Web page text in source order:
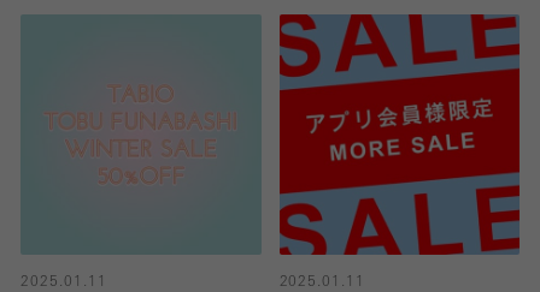
2025.01.11
2025.01.11